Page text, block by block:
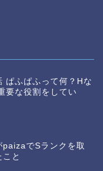
ぱふぱふって何？Hな
要な役割をしてい
paizaでSランクを取
と